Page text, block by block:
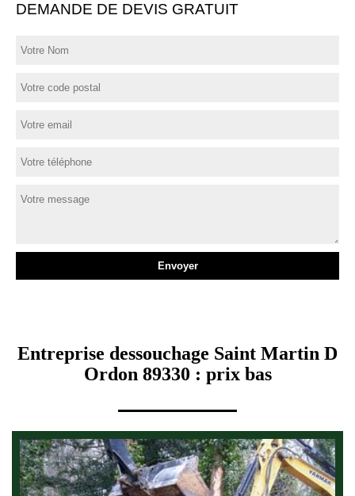
DEMANDE DE DEVIS GRATUIT
Entreprise dessouchage Saint Martin D
Ordon 89330 : prix bas